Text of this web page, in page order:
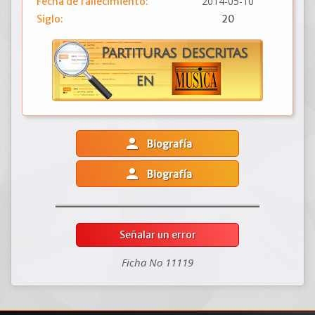
Siglo: 20
person Biografía
person Biografía
Señalar un error
Ficha No 11119